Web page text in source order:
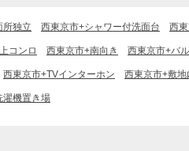
所独立 西東京市+シャワー付洗面台 西
コンロ 西東京市+南向き 西東京市+バ
西東京市+TVインターホン 西東京市+敷
濯機置き場